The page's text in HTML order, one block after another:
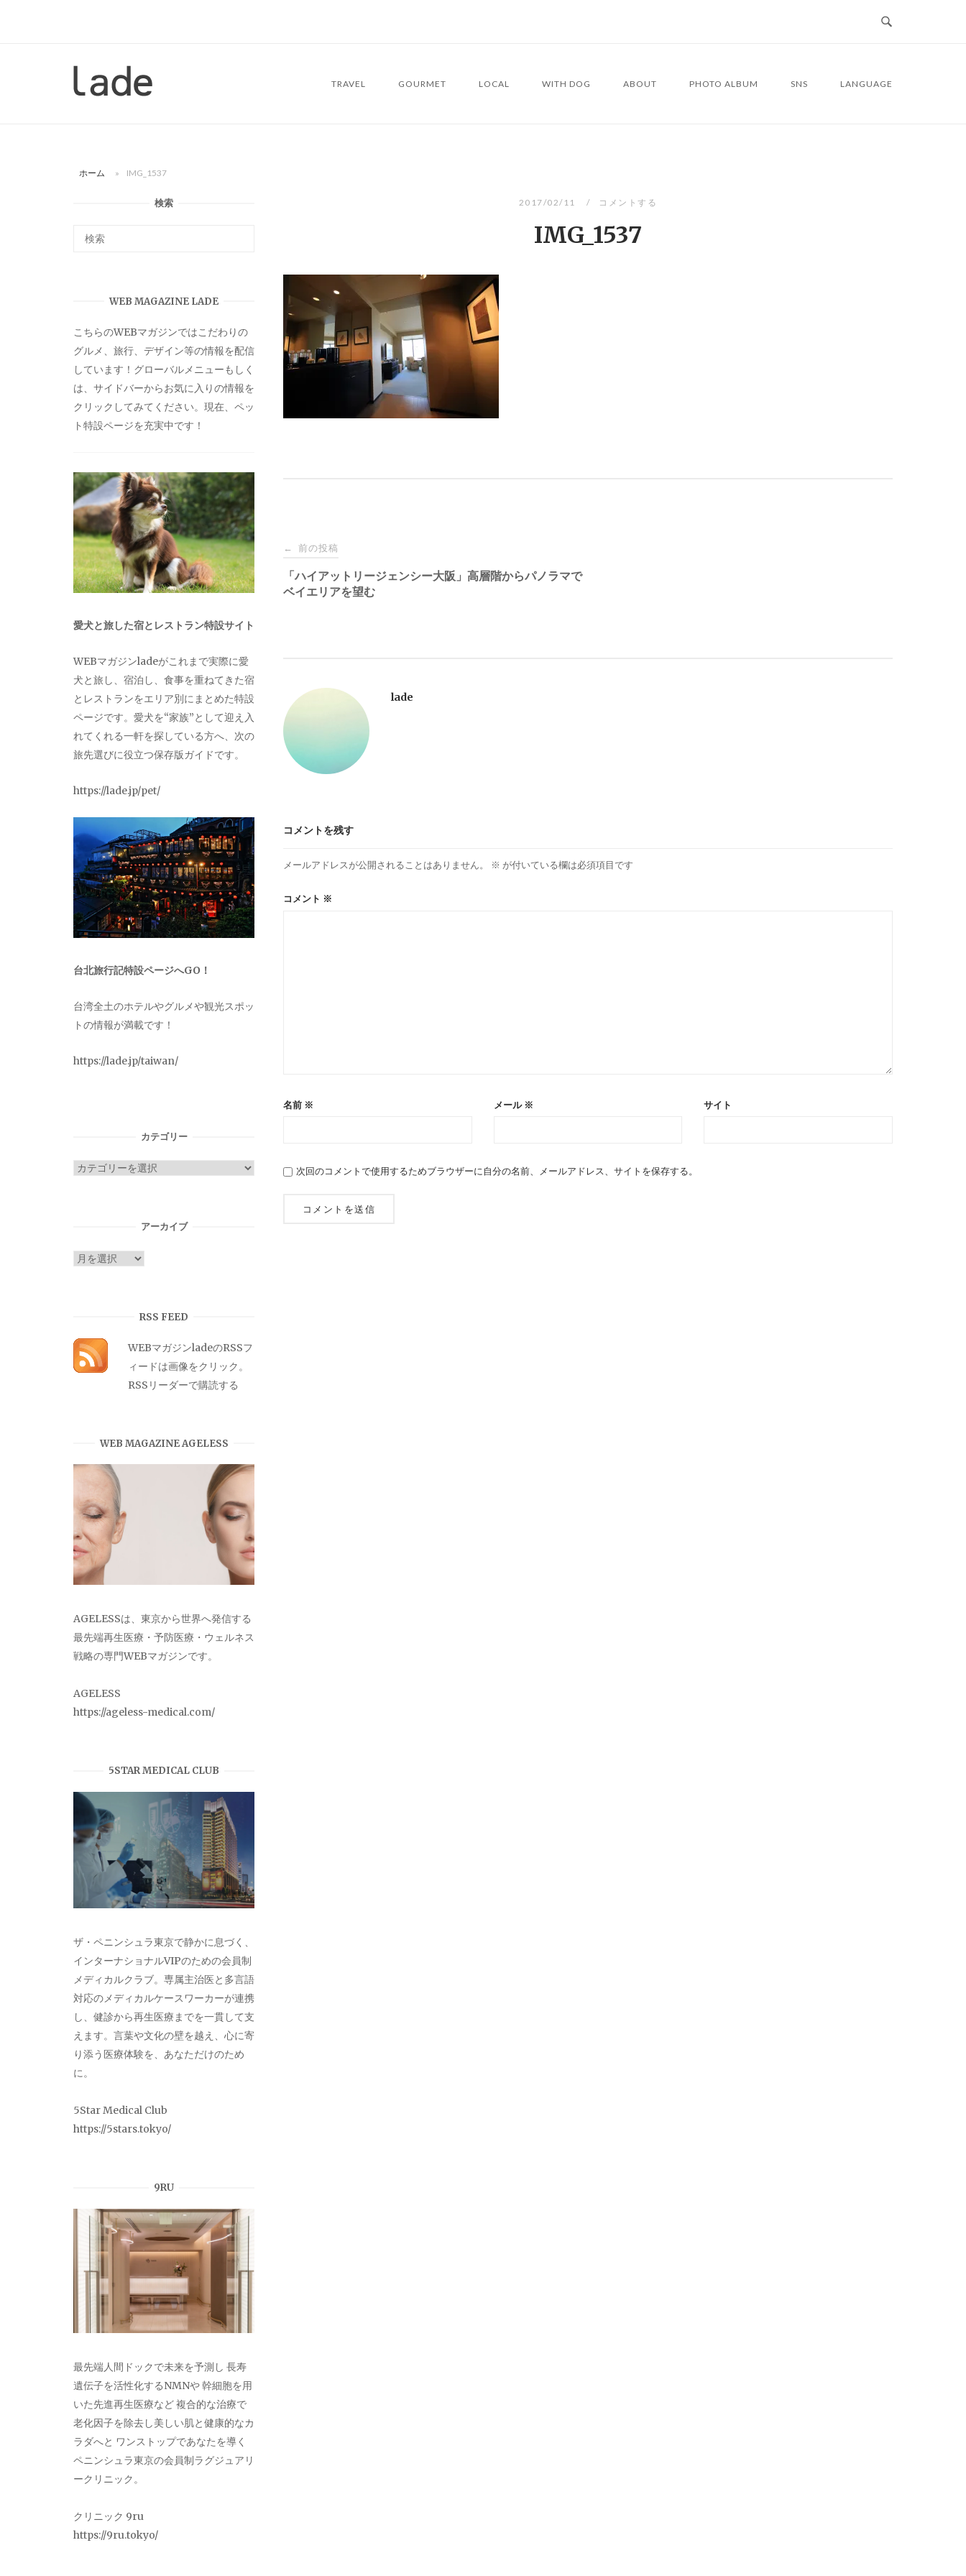
ー
TRAVEL GOURMET LOCAL WITH DOG ABOUT PHOTO ALBUM SNS LANGUAGE
ホーム » IMG_1537
2017/02/11 コメントする
IMG_1537
投
稿
ゲ
ー
シ
ン
← 前の投稿
「ハイアットリージェンシー大阪​」高層階からパノラマで
ベイエリアを望む
lade
コメントを残す
メールアドレスが公開されることはありません。 ※ が付いている欄は必須項目です
コメント ※
名前 ※ メール ※ サイト
次回のコメントで使用するためブラウザーに自分の名前、メールアドレス、サイトを保存する。
検索
WEB MAGAZINE LADE
こちらのWEBマガジンではこだわりの
グルメ、旅行、デザイン等の情報を配信
しています！グローバルメニューもしく
は、サイドバーからお気に入りの情報を
クリックしてみてください。現在、ペッ
ト特設ページを充実中です！
愛犬と旅した宿とレストラン特設サイト
WEBマガジンladeがこれまで実際に愛
犬と旅し、宿泊し、食事を重ねてきた宿
とレストランをエリア別にまとめた特設
ページです。愛犬を“家族”として迎え入
れてくれる一軒を探している方へ、次の
旅先選びに役立つ保存版ガイドです。
https://lade.jp/pet/
台北旅行記特設ページへGO！
台湾全土のホテルやグルメや観光スポッ
トの情報が満載です！
https://lade.jp/taiwan/
カテゴリー
カ
アーカイブ
ア
RSS FEED
WEBマガジンladeのRSSフ
ィードは画像をクリック。
RSSリーダーで購読する
WEB MAGAZINE AGELESS
AGELESSは、東京から世界へ発信する
最先端再生医療・予防医療・ウェルネス
戦略の専門WEBマガジンです。
AGELESS
https://ageless-medical.com/
5STAR MEDICAL CLUB
ザ・ペニンシュラ東京で静かに息づく、
インターナショナルVIPのための会員制
メディカルクラブ。専属主治医と多言語
対応のメディカルケースワーカーが連携
し、健診から再生医療までを一貫して支
えます。言葉や文化の壁を越え、心に寄
り添う医療体験を、あなただけのため
に。
5Star Medical Club
https://5stars.tokyo/
9RU
最先端人間ドックで未来を予測し 長寿
遺伝子を活性化するNMNや 幹細胞を用
いた先進再生医療など 複合的な治療で
老化因子を除去し美しい肌と健康的なカ
ラダへと ワンストップであなたを導く
ペニンシュラ東京の会員制ラグジュアリ
ークリニック。
クリニック 9ru
https://9ru.tokyo/